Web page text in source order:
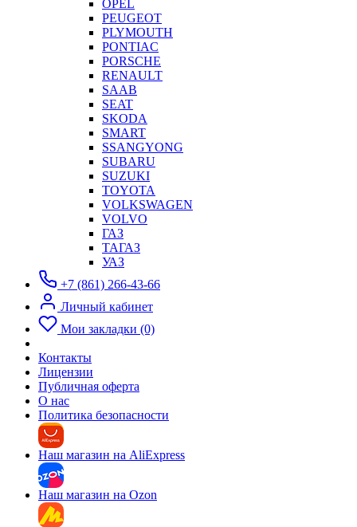
OPEL
PEUGEOT
PLYMOUTH
PONTIAC
PORSCHE
RENAULT
SAAB
SEAT
SKODA
SMART
SSANGYONG
SUBARU
SUZUKI
TOYOTA
VOLKSWAGEN
VOLVO
ГАЗ
ТАГАЗ
УАЗ
+7 (861) 266-43-66
Личный кабинет
Мои закладки (0)
Контакты
Лицензии
Публичная оферта
О нас
Политика безопасности
Наш магазин на AliExpress
Наш магазин на Ozon